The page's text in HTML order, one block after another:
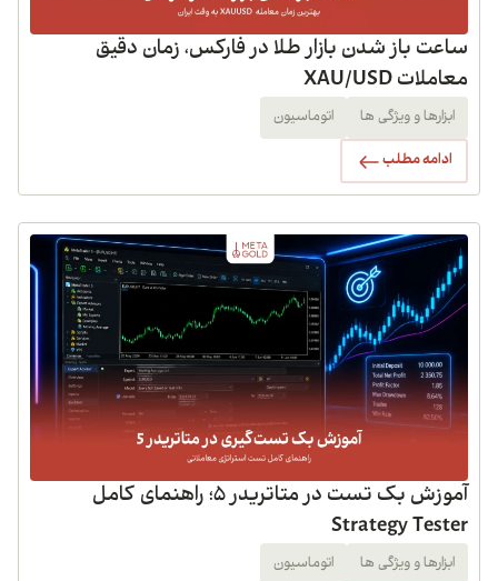
ساعت باز شدن بازار طلا در فارکس، زمان دقیق
معاملات XAU/USD
ابزارها و ویژگی ها اتوماسیون
ادامه مطلب
آموزش بک تست در متاتریدر 5؛ راهنمای کامل
Strategy Tester
ابزارها و ویژگی ها اتوماسیون